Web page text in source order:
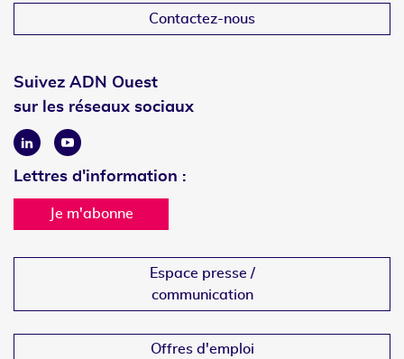
Contactez-nous
Suivez ADN Ouest
sur les réseaux sociaux
LinkedinYoutube
Lettres d'information :
Je m'abonne
Espace presse /
communication
Offres d'emploi